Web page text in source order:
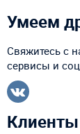
Умеем
Свяжитесь с
сервисы и